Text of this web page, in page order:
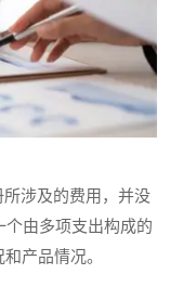
涉及的费用，并没
由多项支出构成的
产品情况。